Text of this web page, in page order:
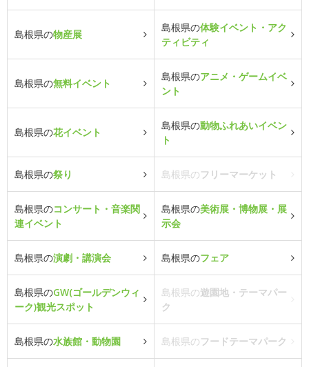
島根県の物産展
島根県の体験イベント・アク
ティビティ
島根県の無料イベント
島根県のアニメ・ゲームイベ
ント
島根県の花イベント
島根県の動物ふれあいイベン
ト
島根県の祭り 島根県のフリーマーケット
島根県のコンサート・音楽関
連イベント
島根県の美術展・博物展・展
示会
島根県の演劇・講演会 島根県のフェア
島根県のGW(ゴールデンウィ
ーク)観光スポット
島根県の遊園地・テーマパー
ク
島根県の水族館・動物園 島根県のフードテーマパーク